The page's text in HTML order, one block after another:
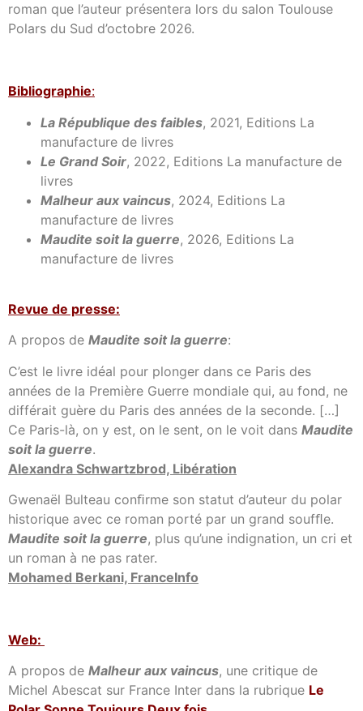
roman que l’auteur présentera lors du salon Toulouse
Polars du Sud d’octobre 2026.
Bibliographie:
La République des faibles, 2021, Editions La
manufacture de livres
Le Grand Soir, 2022, Editions La manufacture de
livres
Malheur aux vaincus, 2024, Editions La
manufacture de livres
Maudite soit la guerre, 2026, Editions La
manufacture de livres
Revue de presse:
A propos de Maudite soit la guerre:
C’est le livre idéal pour plonger dans ce Paris des
années de la Première Guerre mondiale qui, au fond, ne
différait guère du Paris des années de la seconde. […]
Ce Paris-là, on y est, on le sent, on le voit dans Maudite
soit la guerre.
Alexandra Schwartzbrod, Libération
Gwenaël Bulteau conﬁrme son statut d’auteur du polar
historique avec ce roman porté par un grand soufﬂe.
Maudite soit la guerre, plus qu’une indignation, un cri et
un roman à ne pas rater.
Mohamed Berkani, FranceInfo
Web:
A propos de Malheur aux vaincus, une critique de
Michel Abescat sur France Inter dans la rubrique Le